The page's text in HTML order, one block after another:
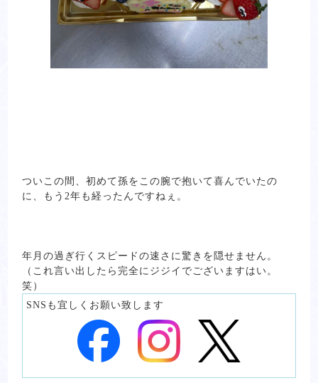
ついこの間、初めて孫をこの腕で抱いて喜んでいたの
に、もう2年も経ったんですねぇ。
年月の過ぎ行くスピードの速さに驚きを隠せません。
（これ言い出したら完全にジジイでございますはい。
笑）
SNSも宜しくお願い致します